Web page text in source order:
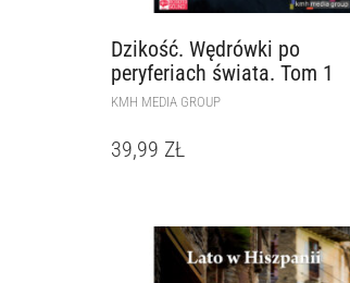
Dzikość. Wędrówki po
peryferiach świata. Tom 1
KMH MEDIA GROUP
39,99 ZŁ